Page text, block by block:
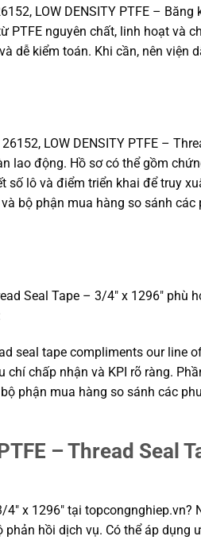
LOW DENSITY PTFE – Băng
nguyên chất, linh hoạt và
dễ kiểm toán. Khi cần, nên
LOW DENSITY PTFE –
lao động. Hồ sơ có thể gồm
số lô và điểm triển khai để truy
bộ phận mua hàng so sánh
Seal Tape – 3/4″ x 1296″
seal tape compliments our line
chấp nhận và KPI rõ ràng.
phận mua hàng so sánh các
– Thread Seal
x 1296″ tại
hồi dịch vụ. Có thể áp dụng